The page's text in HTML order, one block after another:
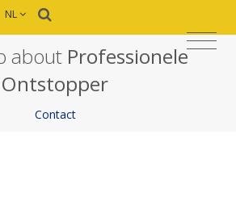
NL
about Professionele
Ontstopper
Contact